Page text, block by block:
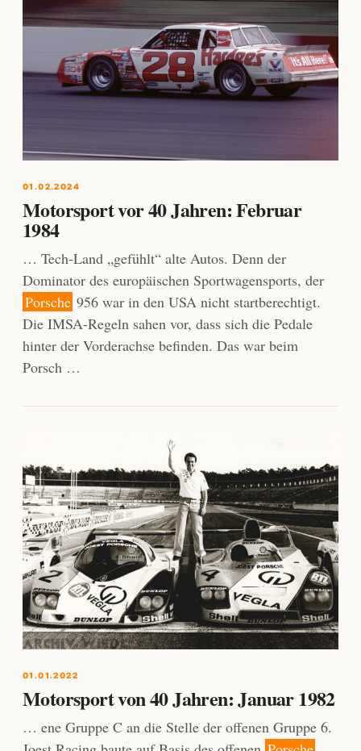
01.02.2024
Motorsport vor 40 Jahren: Februar
1984
… Tech-Land „gefühlt“ alte Autos. Denn der
Dominator des europäischen Sportwagensports, der
Porsche 956 war in den USA nicht startberechtigt.
Die IMSA-Regeln sahen vor, dass sich die Pedale
hinter der Vorderachse befinden. Das war beim
Porsch …
01.01.2022
Motorsport von 40 Jahren: Januar 1982
… ene Gruppe C an die Stelle der offenen Gruppe 6.